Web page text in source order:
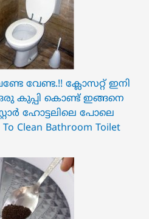
വേണ്ട.!! ക്ലോസറ്റ് ഇനി
കുപ്പി കൊണ്ട് ഇങ്ങനെ
ഹോട്ടലിലെ പോലെ
Clean Bathroom Toilet